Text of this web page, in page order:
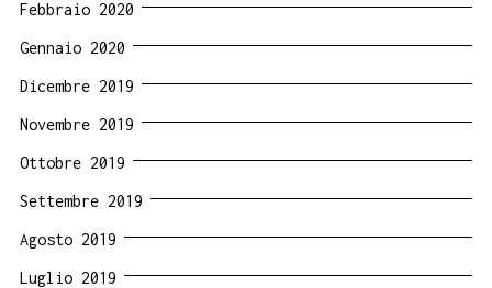
Febbraio 2020
Gennaio 2020
Dicembre 2019
Novembre 2019
Ottobre 2019
Settembre 2019
Agosto 2019
Luglio 2019